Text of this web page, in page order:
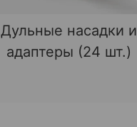
Дульные насадки и
адаптеры (24 шт.)